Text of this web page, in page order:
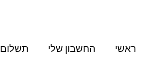
ראשי החשבון שלי תשלום